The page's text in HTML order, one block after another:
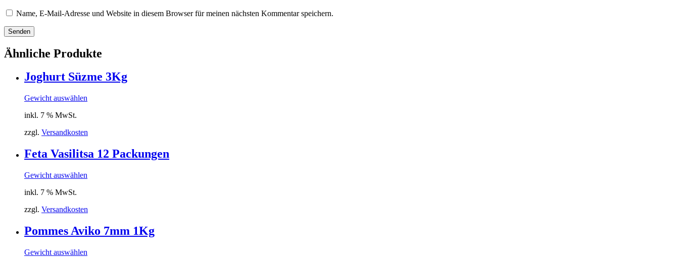
Name, E-Mail-Adresse und Website in diesem Browser für meinen nächsten Kommentar speichern.
Senden
Ähnliche Produkte
Joghurt Süzme 3Kg
Gewicht auswählen
inkl. 7 % MwSt.
zzgl. Versandkosten
Feta Vasilitsa 12 Packungen
Gewicht auswählen
inkl. 7 % MwSt.
zzgl. Versandkosten
Pommes Aviko 7mm 1Kg
Gewicht auswählen